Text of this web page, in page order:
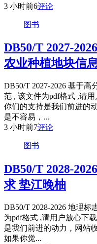
3 小时前6评论
图书
DB50/T 2027-
农业种植地块信
DB50/T 2027-2026 基于
范 , 该文件为pdf格式 ,请
你们的支持是我们前进的
是不容易，...
3 小时前7评论
图书
DB50/T 2028-
求 垫江晚柚
DB50/T 2028-2026 地理
为pdf格式 ,请用户放心下
是我们前进的动力，网站
如果你觉...